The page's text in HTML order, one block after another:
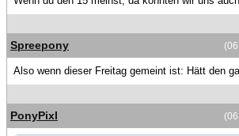
Spreepony
Also wenn dieser Freitag gemeint ist: Hätt den
PonyPixl